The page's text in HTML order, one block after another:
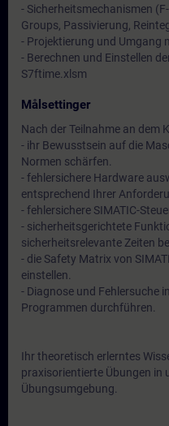
- Sicherheitsmechanismen
Groups, Passivierung,
- Projektierung und Umgang
- Berechnen und Einstellen
S7ftime.xlsm
Målsettinger
Nach der Teilnahme an dem
- ihr Bewusstsein auf die
Normen schärfen.
- fehlersichere Hardware
entsprechend Ihrer
- fehlersichere SIMATIC-
- sicherheitsgerichtete
sicherheitsrelevante Zeiten
- die Safety Matrix von
einstellen.
- Diagnose und Fehlersuche
Programmen durchführen.
Ihr theoretisch erlerntes
praxisorientierte Übungen in
Übungsumgebung.